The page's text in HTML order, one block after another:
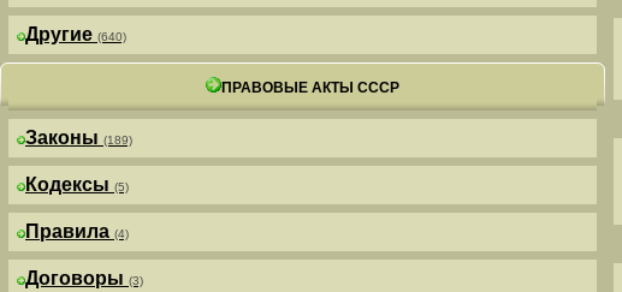
Другие (640)
ПРАВОВЫЕ АКТЫ СССР
Законы (189)
Кодексы (5)
Правила (4)
Договоры (3)